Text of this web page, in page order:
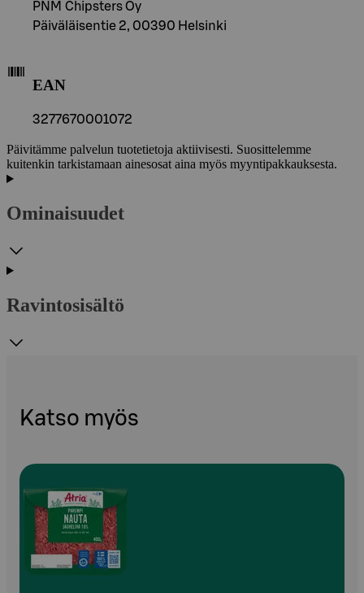
PNM Chipsters Oy
Päiväläisentie 2, 00390 Helsinki
EAN
3277670001072
Päivitämme palvelun tuotetietoja aktiivisesti. Suosittelemme
kuitenkin tarkistamaan ainesosat aina myös myyntipakkauksesta.
Ominaisuudet
Ravintosisältö
Katso myös